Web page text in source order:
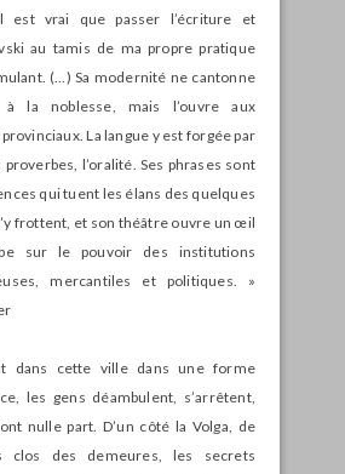
est vrai que passer l’écriture et
au tamis de ma propre pratique
(…) Sa modernité ne cantonne
la noblesse, mais l’ouvre aux
La langue y est forgée par
l’oralité. Ses phrases sont
qui tuent les élans des quelques
frottent, et son théâtre ouvre un œil
sur le pouvoir des institutions
mercantiles et politiques. »
dans cette ville dans une forme
les gens déambulent, s’arrêtent,
nulle part. D’un côté la Volga, de
clos des demeures, les secrets